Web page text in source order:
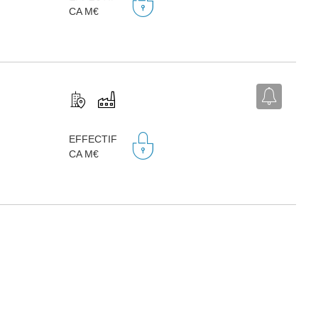
CA M€
EFFECTIF
CA M€